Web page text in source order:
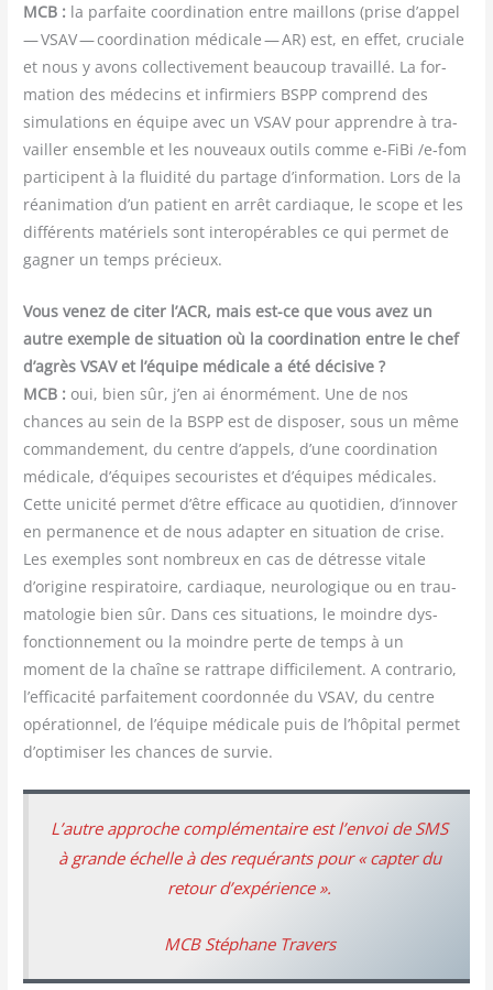
MCB : la par­faite coor­di­na­tion entre maillons (prise d’appel
— VSAV — coor­di­na­tion médi­cale — AR) est, en effet, cru­ciale
et nous y avons col­lec­ti­ve­ment beau­coup tra­vaillé. La for­
ma­tion des méde­cins et infir­miers BSPP com­prend des
simu­la­tions en équipe avec un VSAV pour apprendre à tra­
vailler ensemble et les nou­veaux outils comme e‑FiBi /​e‑fom
par­ti­cipent à la flui­di­té du par­tage d’information. Lors de la
réani­ma­tion d’un patient en arrêt car­diaque, le scope et les
dif­fé­rents maté­riels sont inter­opé­rables ce qui per­met de
gagner un temps précieux.
Vous venez de citer l’ACR, mais est-ce que vous avez un
autre exemple de situa­tion où la coor­di­na­tion entre le chef
d’agrès VSAV et l’équipe médi­cale a été déci­sive ?
MCB : oui, bien sûr, j’en ai énor­mé­ment. Une de nos
chances au sein de la BSPP est de dis­po­ser, sous un même
com­man­de­ment, du centre d’appels, d’une coor­di­na­tion
médi­cale, d’équipes secou­ristes et d’équipes médi­cales.
Cette uni­ci­té per­met d’être effi­cace au quo­ti­dien, d’innover
en per­ma­nence et de nous adap­ter en situa­tion de crise.
Les exemples sont nom­breux en cas de détresse vitale
d’origine res­pi­ra­toire, car­diaque, neu­ro­lo­gique ou en trau­
ma­to­lo­gie bien sûr. Dans ces situa­tions, le moindre dys­
fonc­tion­ne­ment ou la moindre perte de temps à un
moment de la chaîne se rat­trape dif­fi­ci­le­ment. A contra­rio,
l’efficacité par­fai­te­ment coor­don­née du VSAV, du centre
opé­ra­tion­nel, de l’équipe médi­cale puis de l’hôpital per­met
d’optimiser les chances de survie.
L’autre approche com­plé­men­taire est l’envoi de SMS
à grande échelle à des requé­rants pour « cap­ter du
retour d’expérience ».
MCB Sté­phane Travers